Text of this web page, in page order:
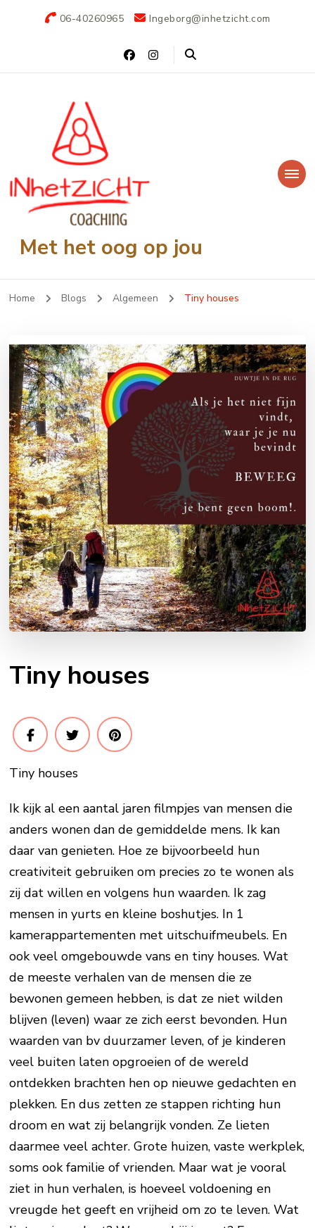
06-40260965 Ingeborg@inhetzicht.com
Met het oog op jou
Home Blogs Algemeen Tiny houses
Tiny houses
Tiny houses
Ik kijk al een aantal jaren filmpjes van mensen die
anders wonen dan de gemiddelde mens. Ik kan
daar van genieten. Hoe ze bijvoorbeeld hun
creativiteit gebruiken om precies zo te wonen als
zij dat willen en volgens hun waarden. Ik zag
mensen in yurts en kleine boshutjes. In 1
kamerappartementen met uitschuifmeubels. En
ook veel omgebouwde vans en tiny houses. Wat
de meeste verhalen van de mensen die ze
bewonen gemeen hebben, is dat ze niet wilden
blijven (leven) waar ze zich eerst bevonden. Hun
waarden van bv duurzamer leven, of je kinderen
veel buiten laten opgroeien of de wereld
ontdekken brachten hen op nieuwe gedachten en
plekken. En dus zetten ze stappen richting hun
droom en wat zij belangrijk vonden. Ze lieten
daarmee veel achter. Grote huizen, vaste werkplek,
soms ook familie of vrienden. Maar wat je vooral
ziet in hun verhalen, is hoeveel voldoening en
vreugde het geeft en vrijheid om zo te leven. Wat